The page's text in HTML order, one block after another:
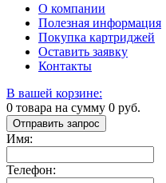
О компании
Полезная информация
Покупка картриджей
Оставить заявку
Контакты
В вашей корзине:
0 товара на сумму 0 руб.
Отправить запрос
Имя:
Телефон: